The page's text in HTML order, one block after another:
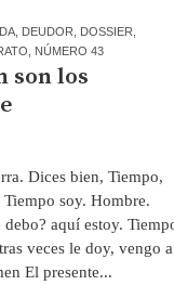
, DEUDOR DOSSIER
NÚMERO 43
son los
Dices bien, Tiempo,
soy. Hombre.
aquí estoy.
veces le doy, vengo a
El presente...